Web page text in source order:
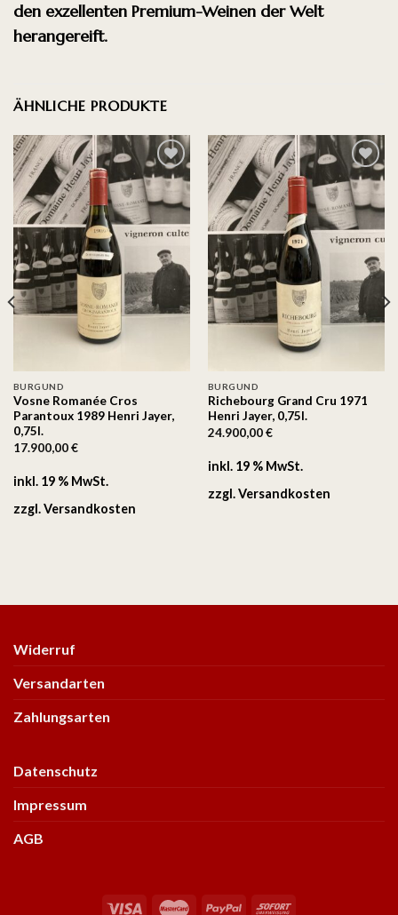
den exzellenten Premium-Weinen der Welt
herangereift.
ÄHNLICHE PRODUKTE
Auf
die
Wunschliste
BURGUND
Vosne Romanée Cros
Parantoux 1989 Henri Jayer,
0,75l.
17.900,00€
inkl. 19 % MwSt.
zzgl.Versandkosten
Auf
die
Wunschliste
BURGUND
Richebourg Grand Cru 1971
Henri Jayer, 0,75l.
24.900,00€
inkl. 19 % MwSt.
zzgl.Versandkosten
Widerruf
Versandarten
Zahlungsarten
Datenschutz
Impressum
AGB